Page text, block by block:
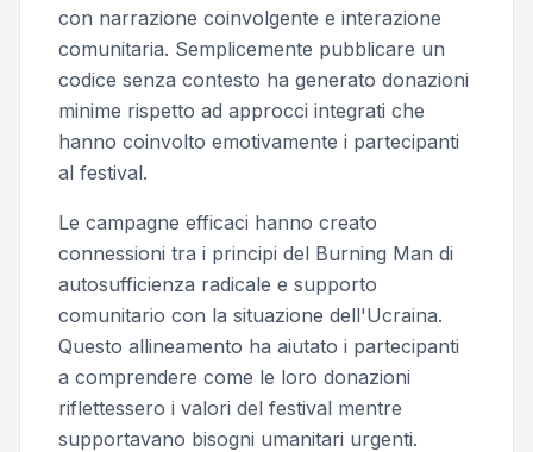
con narrazione coinvolgente e interazione
comunitaria. Semplicemente pubblicare un
codice senza contesto ha generato donazioni
minime rispetto ad approcci integrati che
hanno coinvolto emotivamente i partecipanti
al festival.
Le campagne efficaci hanno creato
connessioni tra i principi del Burning Man di
autosufficienza radicale e supporto
comunitario con la situazione dell'Ucraina.
Questo allineamento ha aiutato i partecipanti
a comprendere come le loro donazioni
riflettessero i valori del festival mentre
supportavano bisogni umanitari urgenti.